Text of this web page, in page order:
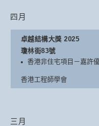
四月
卓越結構大獎 2025
瓊林街83號
香港非住宅項目－嘉許
香港工程師學會
三月